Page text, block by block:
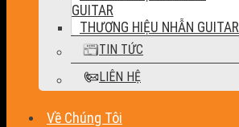
GUITAR
THƯƠNG HIỆU NHẪN GUITAR
TIN TỨC
LIÊN HỆ
Về Chúng Tôi